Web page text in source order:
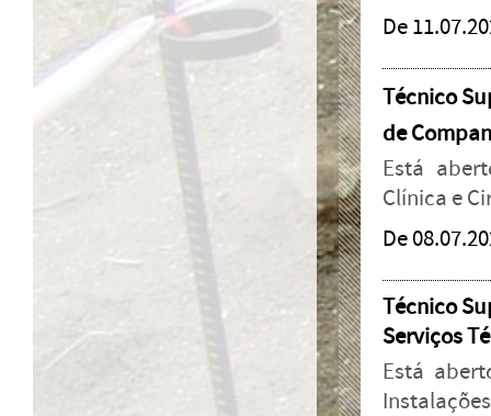
De
Técnico
de
Está
Clínica e
De
Técnico
Serviços
Está